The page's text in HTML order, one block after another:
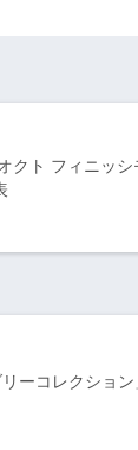
クト フィニッ
ーコレクション